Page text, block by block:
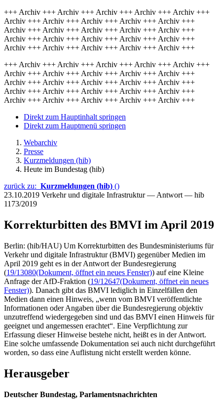
+++ Archiv +++ Archiv +++ Archiv +++ Archiv +++ Archiv +++
Archiv +++ Archiv +++ Archiv +++ Archiv +++ Archiv +++
Archiv +++ Archiv +++ Archiv +++ Archiv +++ Archiv +++
Archiv +++ Archiv +++ Archiv +++ Archiv +++ Archiv +++
Archiv +++ Archiv +++ Archiv +++ Archiv +++ Archiv +++
+++ Archiv +++ Archiv +++ Archiv +++ Archiv +++ Archiv +++
Archiv +++ Archiv +++ Archiv +++ Archiv +++ Archiv +++
Archiv +++ Archiv +++ Archiv +++ Archiv +++ Archiv +++
Archiv +++ Archiv +++ Archiv +++ Archiv +++ Archiv +++
Archiv +++ Archiv +++ Archiv +++ Archiv +++ Archiv +++
Direkt zum Hauptinhalt springen
Direkt zum Hauptmenü springen
Webarchiv
Presse
Kurzmeldungen (hib)
Heute im Bundestag (hib)
zurück zu: Kurzmeldungen (hib) ()
23.10.2019 Verkehr und digitale Infrastruktur — Antwort — hib
1173/2019
Korrekturbitten des BMVI im April 2019
Berlin: (hib/HAU) Um Korrekturbitten des Bundesministeriums für
Verkehr und digitale Infrastruktur (BMVI) gegenüber Medien im
April 2019 geht es in der Antwort der Bundesregierung
(19/13080(Dokument, öffnet ein neues Fenster)) auf eine Kleine
Anfrage der AfD-Fraktion (19/12647(Dokument, öffnet ein neues
Fenster)). Danach gibt das BMVI lediglich in Einzelfällen den
Medien dann einen Hinweis, „wenn vom BMVI veröffentlichte
Informationen oder Angaben über die Bundesregierung objektiv
unzutreffend wiedergegeben sind und das BMVI einen Hinweis für
geeignet und angemessen erachtet“. Eine Verpflichtung zur
Erfassung dieser Hinweise bestehe nicht, heißt es in der Antwort.
Eine solche umfassende Dokumentation sei auch nicht durchgeführt
worden, so dass eine Auflistung nicht erstellt werden könne.
Herausgeber
Deutscher Bundestag, Parlamentsnachrichten